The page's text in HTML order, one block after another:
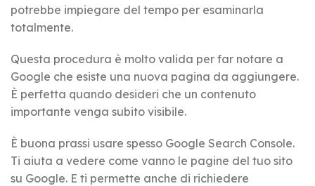
potrebbe impiegare del tempo per esaminarla
totalmente.
Questa procedura è molto valida per far notare a
Google che esiste una nuova pagina da aggiungere.
È perfetta quando desideri che un contenuto
importante venga subito visibile.
È buona prassi usare spesso Google Search Console.
Ti aiuta a vedere come vanno le pagine del tuo sito
su Google. E ti permette anche di richiedere